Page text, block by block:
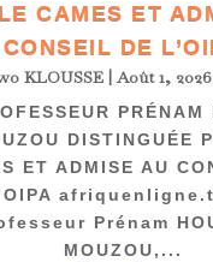
CAMES ET
CONSEIL DE
KLOUSSE|Août 1, 2026
PRÉNAM
DISTINGUÉE
ET ADMISE AU
Prénam
MOUZOU,...